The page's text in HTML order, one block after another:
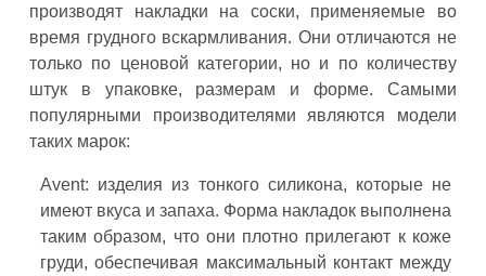
производят накладки на соски, применяемые во
время грудного вскармливания. Они отличаются не
только по ценовой категории, но и по количеству
штук в упаковке, размерам и форме. Самыми
популярными производителями являются модели
таких марок:
Avent: изделия из тонкого силикона, которые не
имеют вкуса и запаха. Форма накладок выполнена
таким образом, что они плотно прилегают к коже
груди, обеспечивая максимальный контакт между